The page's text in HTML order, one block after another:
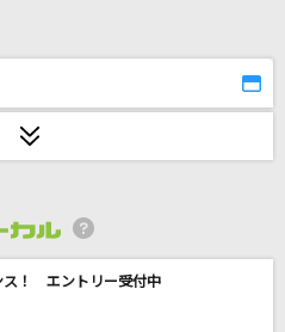
ヤ) [Remix]
ス！ エントリー受付中